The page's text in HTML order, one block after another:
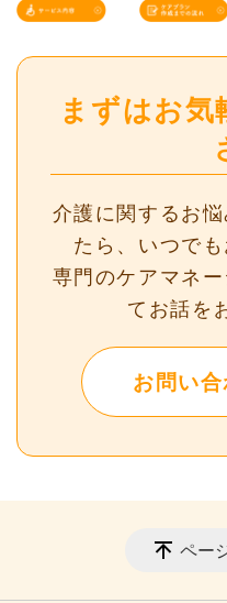
まずはお気
介護に関するお
たら、いつでも
専門のケアマネ
てお話を
お問い
ペー